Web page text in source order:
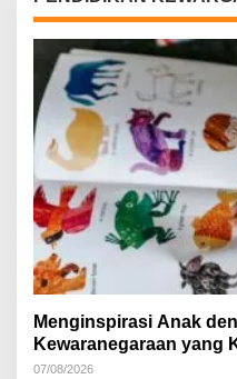
Menginspirasi Anak
Kewaranegaraan yang
07/08/2026